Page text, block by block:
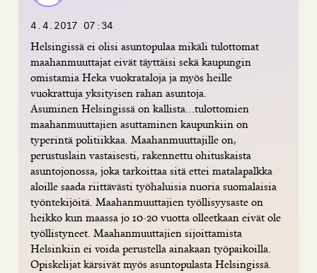
4.4.2017 07:34
Helsingissä ei olisi asuntopulaa mikäli tulottomat
maahanmuuttajat eivät täyttäisi sekä kaupungin
omistamia Heka vuokrataloja ja myös heille
vuokrattuja yksityisen rahan asuntoja.
Asuminen Helsingissä on kallista…tulottomien
maahanmuuttajien asuttaminen kaupunkiin on
typerintä politiikkaa. Maahanmuuttajille on,
perustuslain vastaisesti, rakennettu ohituskaista
asuntojonossa, joka tarkoittaa sitä ettei matalapalkka
aloille saada riittävästi työhaluisia nuoria suomalaisia
työntekijöitä. Maahanmuuttajien työllisyysaste on
heikko kun maassa jo 10-20 vuotta olleetkaan eivät ole
työllistyneet. Maahanmuuttajien sijoittamista
Helsinkiin ei voida perustella ainakaan työpaikoilla.
Opiskelijat kärsivät myös asuntopulasta Helsingissä.